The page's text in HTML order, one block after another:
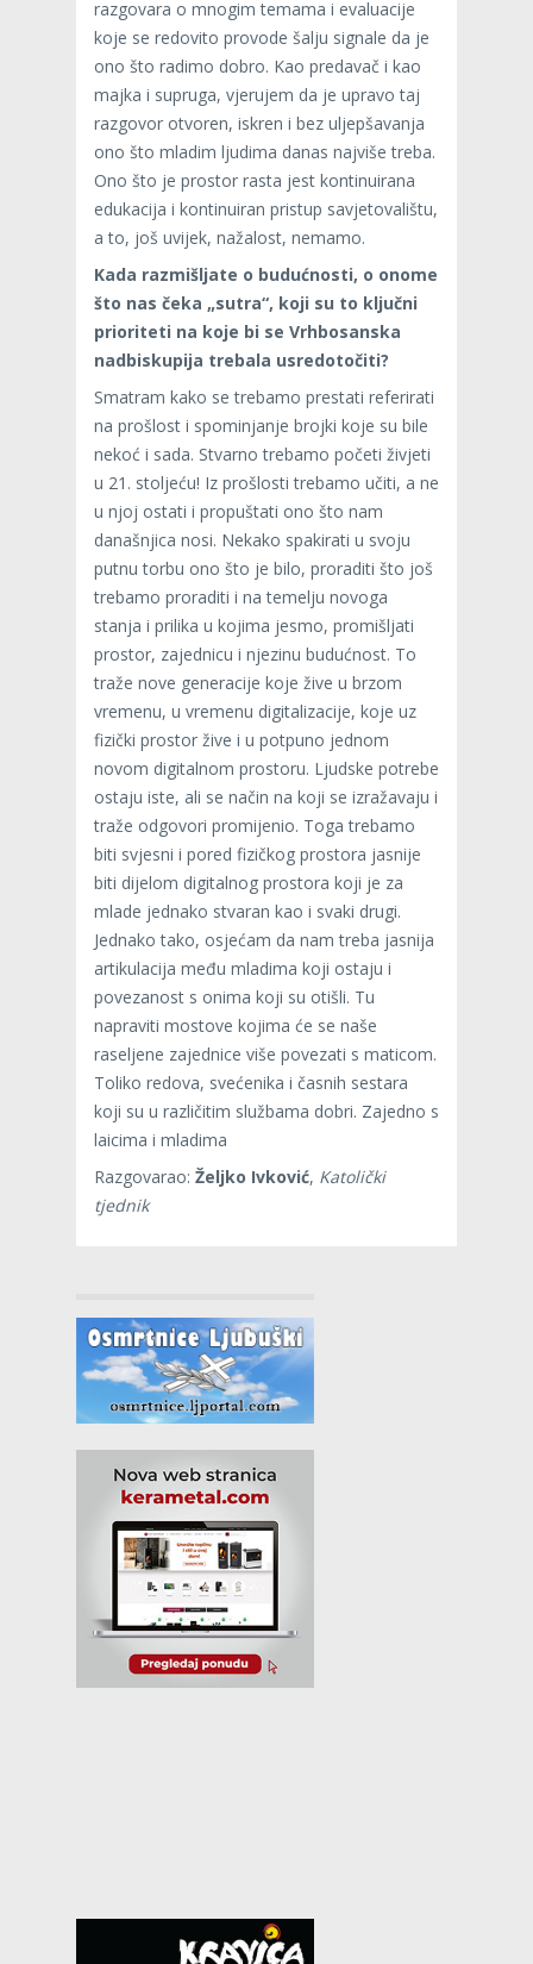
razgovara o mnogim temama i evaluacije
koje se redovito provode šalju signale da je
ono što radimo dobro. Kao predavač i kao
majka i supruga, vjerujem da je upravo taj
razgovor otvoren, iskren i bez uljepšavanja
ono što mladim ljudima danas najviše treba.
Ono što je prostor rasta jest kontinuirana
edukacija i kontinuiran pristup savjetovalištu,
a to, još uvijek, nažalost, nemamo.
Kada razmišljate o budućnosti, o onome
što nas čeka „sutra“, koji su to ključni
prioriteti na koje bi se Vrhbosanska
nadbiskupija trebala usredotočiti?
Smatram kako se trebamo prestati referirati
na prošlost i spominjanje brojki koje su bile
nekoć i sada. Stvarno trebamo početi živjeti
u 21. stoljeću! Iz prošlosti trebamo učiti, a ne
u njoj ostati i propuštati ono što nam
današnjica nosi. Nekako spakirati u svoju
putnu torbu ono što je bilo, proraditi što još
trebamo proraditi i na temelju novoga
stanja i prilika u kojima jesmo, promišljati
prostor, zajednicu i njezinu budućnost. To
traže nove generacije koje žive u brzom
vremenu, u vremenu digitalizacije, koje uz
fizički prostor žive i u potpuno jednom
novom digitalnom prostoru. Ljudske potrebe
ostaju iste, ali se način na koji se izražavaju i
traže odgovori promijenio. Toga trebamo
biti svjesni i pored fizičkog prostora jasnije
biti dijelom digitalnog prostora koji je za
mlade jednako stvaran kao i svaki drugi.
Jednako tako, osjećam da nam treba jasnija
artikulacija među mladima koji ostaju i
povezanost s onima koji su otišli. Tu
napraviti mostove kojima će se naše
raseljene zajednice više povezati s maticom.
Toliko redova, svećenika i časnih sestara
koji su u različitim službama dobri. Zajedno s
laicima i mladima
Razgovarao: Željko Ivković, Katolički
tjednik